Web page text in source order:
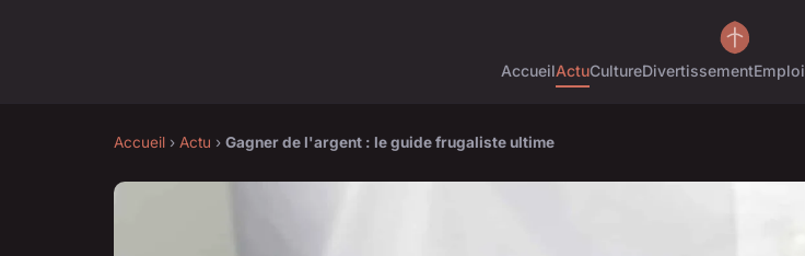
AccueilActuCultureDivertissementEmploi
Accueil › Actu › Gagner de l'argent : le guide frugaliste ultime